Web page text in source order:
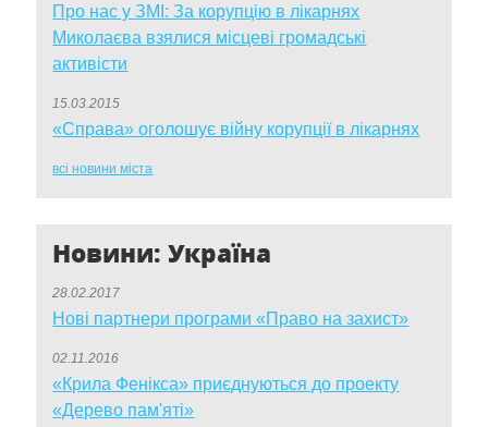
Про нас у ЗМІ: За корупцію в лікарнях
Миколаєва взялися місцеві громадські
активісти
15.03.2015
«Справа» оголошує війну корупції в лікарнях
всі новини міста
Новини: Україна
28.02.2017
Нові партнери програми «Право на захист»
02.11.2016
«Крила Фенікса» приєднуються до проекту
«Дерево пам'яті»